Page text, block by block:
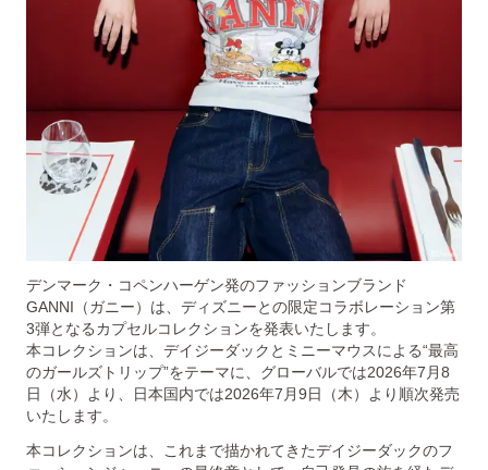
デンマーク・コペンハーゲン発のファッションブランド
GANNI（ガニー）は、ディズニーとの限定コラボレーション第
3弾となるカプセルコレクションを発表いたします。
本コレクションは、デイジーダックとミニーマウスによる“最高
のガールズトリップ”をテーマに、グローバルでは2026年7月8
日（水）より、日本国内では2026年7月9日（木）より順次発売
いたします。
本コレクションは、これまで描かれてきたデイジーダックのフ